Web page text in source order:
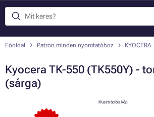
Főoldal Patron minden nyomtatóhoz KYOCERA
Kyocera TK-550 (TK550Y) -
(sárga)
Illusztrációs kép